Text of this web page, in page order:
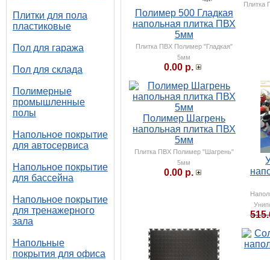
Плитки для пола
пластиковые
Пол для гаража
Пол для склада
Полимерные
промышленные
полы
Напольное покрытие
для автосервиса
Напольное покрытие
для бассейна
Напольное покрытие
для тренажерного
зала
Напольные
покрытия для офиса
Полимер 500 Гладкая
напольная плитка ПВХ
5мм
Плитка ПВХ Полимер "Гладкая"
5мм
0.00 р.
Плитка
Полимер Шагрень
напольная плитка ПВХ
5мм
Плитка ПВХ Полимер "Шагрень"
5мм
0.00 р.